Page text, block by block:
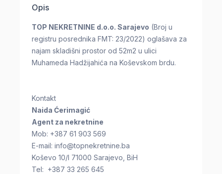
Opis
TOP NEKRETNINE d.o.o. Sarajevo (Broj u
registru posrednika FMT: 23/2022) oglašava za
najam skladišni prostor od 52m2 u ulici
Muhameda Hadžijahića na Koševskom brdu.
Kontakt
Naida Ćerimagić
Agent za nekretnine
Mob: +387 61 903 569
E-mail: info@topnekretnine.ba
Koševo 10/I 71000 Sarajevo, BiH
Tel: +387 33 265 645